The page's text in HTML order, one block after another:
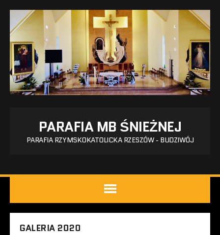
PARAFIA MB ŚNIEŻNEJ
PARAFIA RZYMSKOKATOLICKA RZESZÓW - BUDZIWÓJ
GALERIA 2020